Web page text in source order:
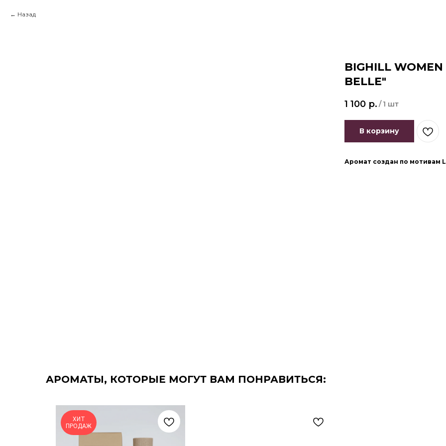
Назад
BIGHILL
BELLE"
1 100 р. / 1 шт
В корзину
Аромат создан по мотивам
АРОМАТЫ, КОТОРЫЕ МОГУТ ВАМ ПОНРАВИТЬСЯ:
ХИТ
ПРОДАЖ